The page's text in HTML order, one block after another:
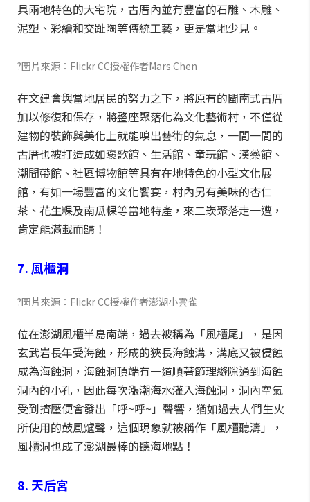
具兩地特色的大宅院，古厝內並有豐富的石雕、木雕、
泥塑、彩繪和交趾陶等傳統工藝，更是當地少見。
?圖片來源：Flickr CC授權作者Mars Chen
在文建會與當地居民的努力之下，將原有的閩南式古厝
加以修復和保存，將整座聚落化為文化藝術村，不僅從
建物的裝飾與美化上就能嗅出藝術的氣息，一間一間的
古厝也被打造成如褒歌館、生活館、童玩館、漢藥館、
潮間帶館、社區博物館等具有在地特色的小型文化展
館，有如一場豐富的文化饗宴，村內另有美味的杏仁
茶、花生粿及南瓜粿等當地特產，來二崁聚落走一遭，
肯定能滿載而歸！
7. 風櫃洞
?圖片來源：Flickr CC授權作者澎湖小雲雀
位在澎湖風櫃半島南端，過去被稱為「風櫃尾」，是因
玄武岩長年受海蝕，形成的狹長海蝕溝，溝底又被侵蝕
成為海蝕洞，海蝕洞頂端有一道順著節理縫隙通到海蝕
洞內的小孔，因此每次漲潮海水灌入海蝕洞，洞內空氣
受到擠壓便會發出「呼~呼~」聲響，猶如過去人們生火
所使用的鼓風爐聲，這個現象就被稱作「風櫃聽濤」，
風櫃洞也成了澎湖最棒的聽海地點！
8. 天后宮